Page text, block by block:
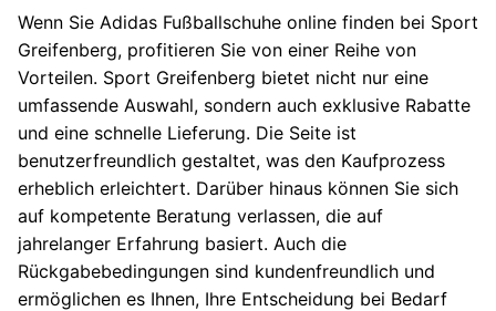
Wenn Sie Adidas Fußballschuhe online finden bei Sport
Greifenberg, profitieren Sie von einer Reihe von
Vorteilen. Sport Greifenberg bietet nicht nur eine
umfassende Auswahl, sondern auch exklusive Rabatte
und eine schnelle Lieferung. Die Seite ist
benutzerfreundlich gestaltet, was den Kaufprozess
erheblich erleichtert. Darüber hinaus können Sie sich
auf kompetente Beratung verlassen, die auf
jahrelanger Erfahrung basiert. Auch die
Rückgabebedingungen sind kundenfreundlich und
ermöglichen es Ihnen, Ihre Entscheidung bei Bedarf